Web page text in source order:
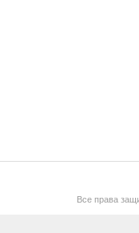
Все права